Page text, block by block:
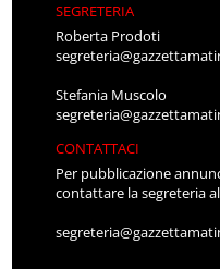
SEGRETERIA
Roberta Prodoti
Stefania Muscolo
CONTATTACI
Per pubblicazione
contattare la segreteria